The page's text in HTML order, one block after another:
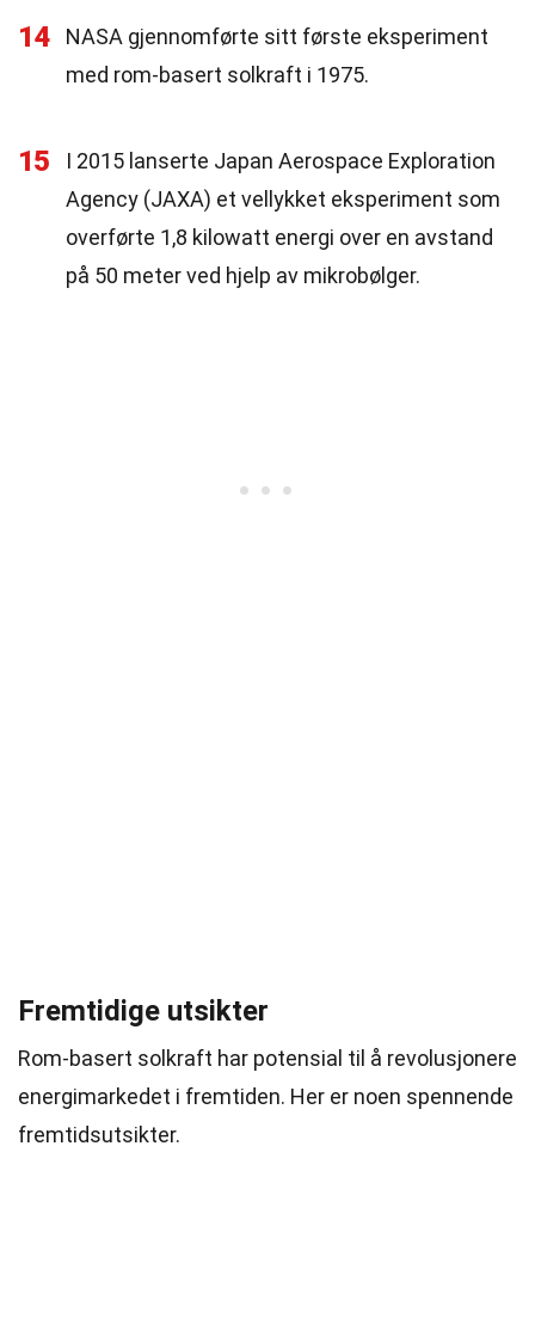
14
NASA gjennomførte sitt første eksperiment
med rom-basert solkraft i 1975.
15
I 2015 lanserte Japan Aerospace Exploration
Agency (JAXA) et vellykket eksperiment som
overførte 1,8 kilowatt energi over en avstand
på 50 meter ved hjelp av mikrobølger.
Fremtidige utsikter
Rom-basert solkraft har potensial til å revolusjonere
energimarkedet i fremtiden. Her er noen spennende
fremtidsutsikter.